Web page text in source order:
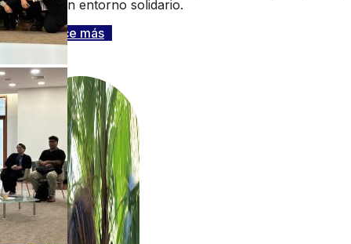
como un entorno solidario.
Conoce más